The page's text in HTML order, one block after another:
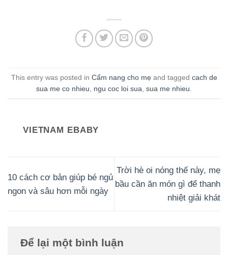
This entry was posted in Cẩm nang cho mẹand tagged cach de
sua me co nhieu, ngu coc loi sua, sua me nhieu.
VIETNAM EBABY
10 cách cơ bản giúp bé ngủ
ngon và sâu hơn mỗi ngày
Trời hè oi nóng thế này, mẹ
bầu cần ăn món gì để thanh
nhiệt giải khát
Để lại một bình luận